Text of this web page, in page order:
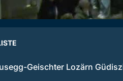
Geischter Lozärn